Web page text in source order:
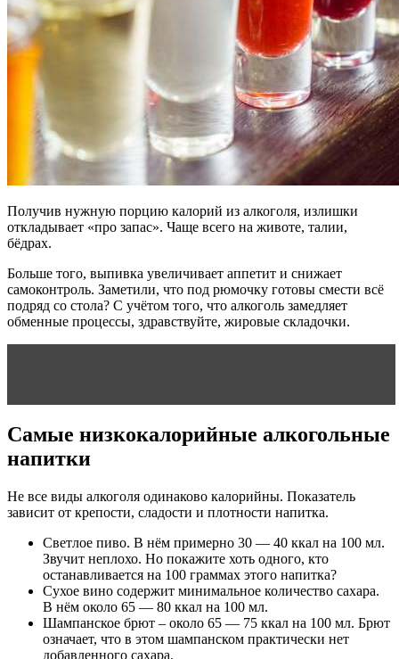
Получив нужную порцию калорий из алкоголя, излишки
откладывает «про запас». Чаще всего на животе, талии,
бёдрах.
Больше того, выпивка увеличивает аппетит и снижает
самоконтроль. Заметили, что под рюмочку готовы смести всё
подряд со стола? С учётом того, что алкоголь замедляет
обменные процессы, здравствуйте, жировые складочки.
Самые низкокалорийные алкогольные
напитки
Не все виды алкоголя одинаково калорийны. Показатель
зависит от крепости, сладости и плотности напитка.
Светлое пиво. В нём примерно 30 — 40 ккал на 100 мл.
Звучит неплохо. Но покажите хоть одного, кто
останавливается на 100 граммах этого напитка?
Сухое вино содержит минимальное количество сахара.
В нём около 65 — 80 ккал на 100 мл.
Шампанское брют – около 65 — 75 ккал на 100 мл. Брют
означает, что в этом шампанском практически нет
добавленного сахара.